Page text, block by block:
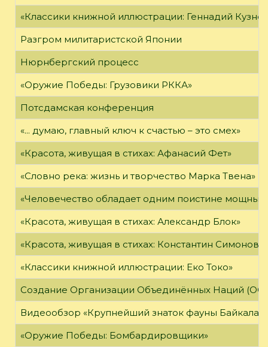
«Классики книжной иллюстрации: Геннадий
Разгром милитаристской Японии
Нюрнбергский процесс
«Оружие Победы: Грузовики РККА»
Потсдамская конференция
«... думаю, главный ключ к счастью – это смех»
«Красота, живущая в стихах: Афанасий Фет»
«Словно река: жизнь и творчество Марка Твена»
«Человечество обладает одним поистине
«Красота, живущая в стихах: Александр Блок»
«Красота, живущая в стихах: Константин Симонов»
«Классики книжной иллюстрации: Еко Токо»
Создание Организации Объединённых Наций
Видеообзор «Крупнейший знаток фауны Байкала»
«Оружие Победы: Бомбардировщики»